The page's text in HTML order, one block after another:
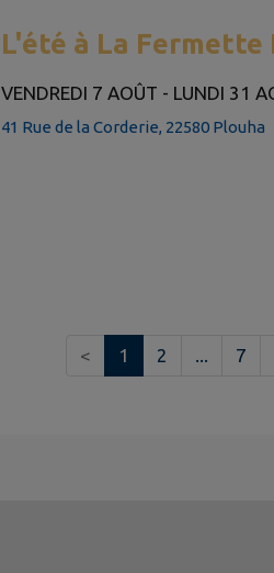
L'été à La Fermette
VENDREDI 7 AOÛT - LUNDI 31
41 Rue de la Corderie, 22580 Plouha
< 1 2 ... 7